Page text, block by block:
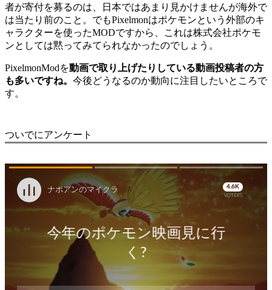
者が寄付を募るのは、日本ではあまり見かけませんが海外で
は当たり前のこと。でもPixelmonはポケモンという外部のキ
ャラクターを使ったMODですから、これは株式会社ポケモ
ンとしては黙ってみてられなかったのでしょう。
PixelmonModを動画で取り上げたりしている動画投稿者の方
も多いですね。 今後どうなるのか動向に注目したいところで
す。
ついでにアンケート